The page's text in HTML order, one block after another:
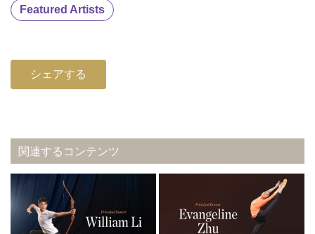
Featured Artists
シェアする
関連するコンテンツ